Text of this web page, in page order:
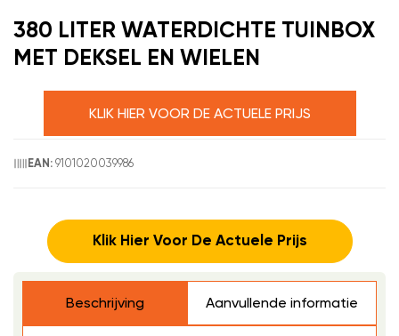
380 LITER WATERDICHTE TUINBOX
MET DEKSEL EN WIELEN
KLIK HIER VOOR DE ACTUELE PRIJS
EAN: 9101020039986
Klik Hier Voor De Actuele Prijs
Beschrijving Aanvullende informatie